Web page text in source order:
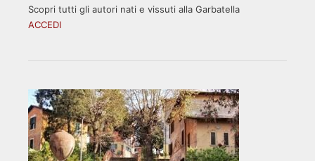
Scopri tutti gli autori nati e vissuti alla Garbatella
ACCEDI